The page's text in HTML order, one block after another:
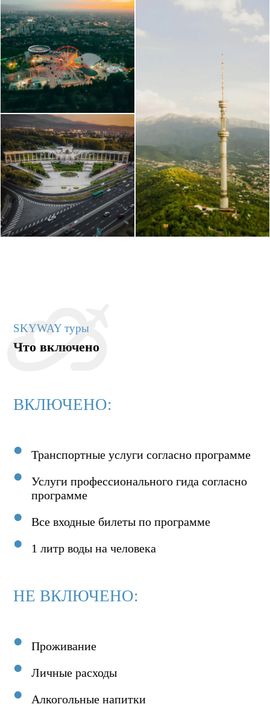
SKYWAY туры
Что включено
ВКЛЮЧЕНО:
Транспортные услуги согласно программе
Услуги профессионального гида согласно
программе
Все входные билеты по программе
1 литр воды на человека
НЕ ВКЛЮЧЕНО:
Проживание
Личные расходы
Алкогольные напитки